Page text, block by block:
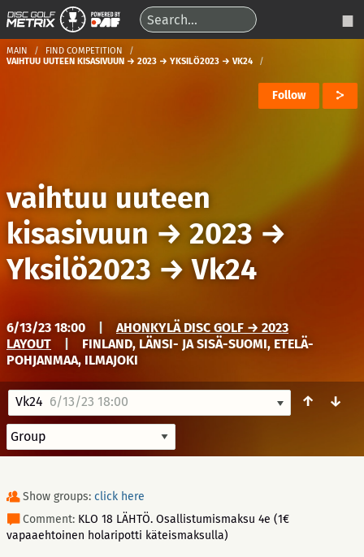
MAIN
FIND COMPETITION
VAIHTUU UUTEEN KISASIVUUN → 2023 → YKSILÖ2023 → VK24
Follow
vaihtuu uuteen
kisasivuun → 2023→
Yksilö2023 →Vk24
6/13/23 18:00
AHONKYLÄ DISC GOLF → 2023
LAYOUT
FINLAND, LÄNSI- JA SISÄ-SUOMI, ETELÄ-
POHJANMAA, ILMAJOKI
Vk24 6/13/23 18:00 ↑ ↓
Show groups: click here
Comment: KLO 18 LÄHTÖ. Osallistumismaksu 4e (1€
vapaaehtoinen holaripotti käteismaksulla)